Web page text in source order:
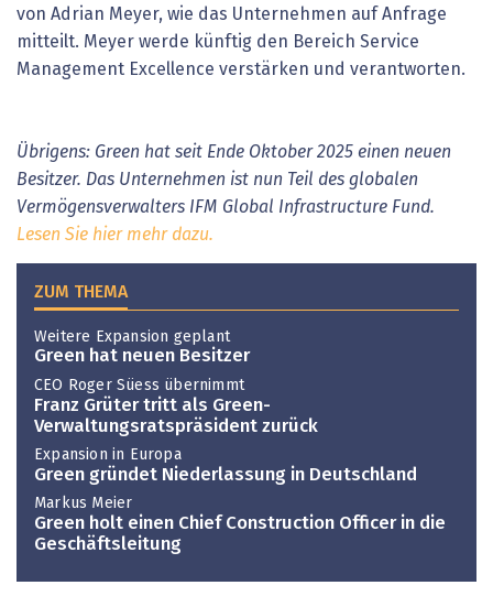
von Adrian Meyer, wie das Unternehmen auf Anfrage
mitteilt. Meyer werde künftig den Bereich Service
Management Excellence verstärken und verantworten.
Übrigens: Green hat seit Ende Oktober 2025 einen neuen
Besitzer. Das Unternehmen ist nun Teil des globalen
Vermögensverwalters IFM Global Infrastructure Fund.
Lesen Sie hier mehr dazu.
ZUM THEMA
Weitere Expansion geplant
Green hat neuen Besitzer
CEO Roger Süess übernimmt
Franz Grüter tritt als Green-
Verwaltungsratspräsident zurück
Expansion in Europa
Green gründet Niederlassung in Deutschland
Markus Meier
Green holt einen Chief Construction Officer in die
Geschäftsleitung